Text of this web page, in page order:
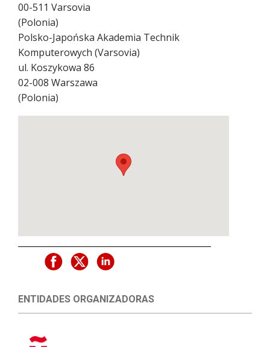
00-511 Varsovia
(Polonia)
Polsko-Japońska Akademia Technik
Komputerowych (Varsovia)
ul. Koszykowa 86
02-008 Warszawa
(Polonia)
ENTIDADES ORGANIZADORAS